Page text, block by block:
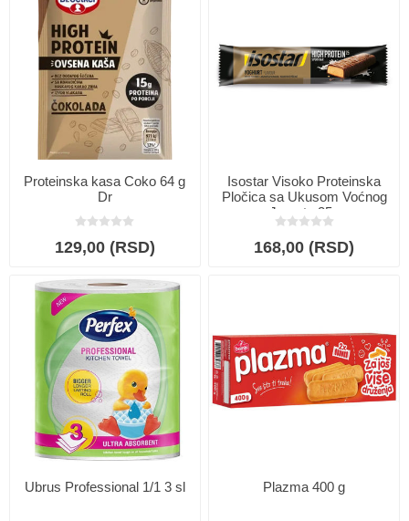
Proteinska kasa Coko 64 g
Dr
129,00 (RSD)
Isostar Visoko Proteinska
Pločica sa Ukusom Voćnog
Jogurta 35g
168,00 (RSD)
Ubrus Professional 1/1 3 sl Plazma 400 g